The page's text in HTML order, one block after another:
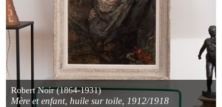
Robert Noir (1864-1931)
Mère et enfant, huile sur toile, 1912/1918